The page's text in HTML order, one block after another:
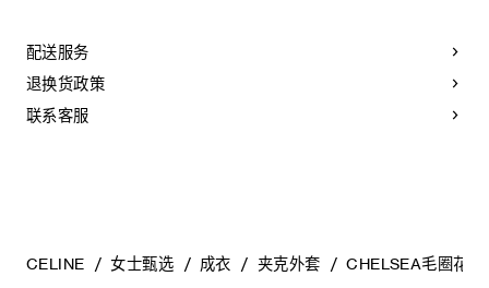
配送服务
退换货政策
联系客服
CELINE 女士甄选 成衣 夹克外套 CHELSEA毛圈花呢